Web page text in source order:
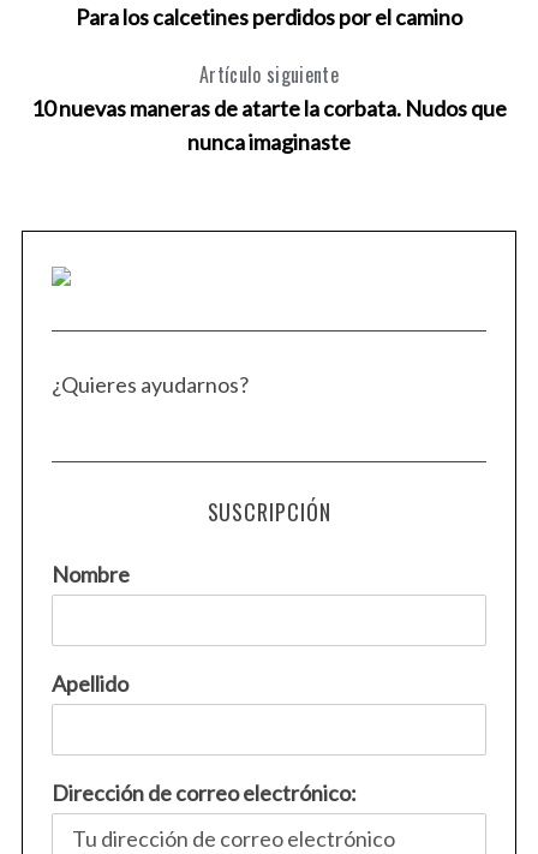
Para los calcetines perdidos por el camino
Artículo siguiente
10 nuevas maneras de atarte la corbata. Nudos que
nunca imaginaste
¿Quieres ayudarnos?
SUSCRIPCIÓN
Nombre
Apellido
Dirección de correo electrónico: